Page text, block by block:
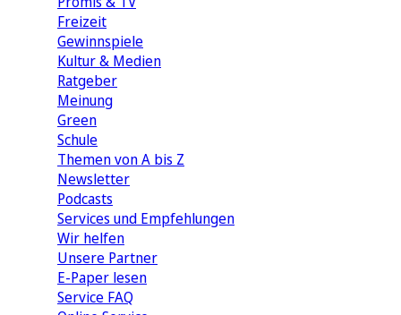
Freizeit
Gewinnspiele
Kultur & Medien
Ratgeber
Meinung
Green
Schule
Themen von A bis Z
Newsletter
Podcasts
Services und Empfehlungen
Wir helfen
Unsere Partner
E-Paper lesen
Service FAQ